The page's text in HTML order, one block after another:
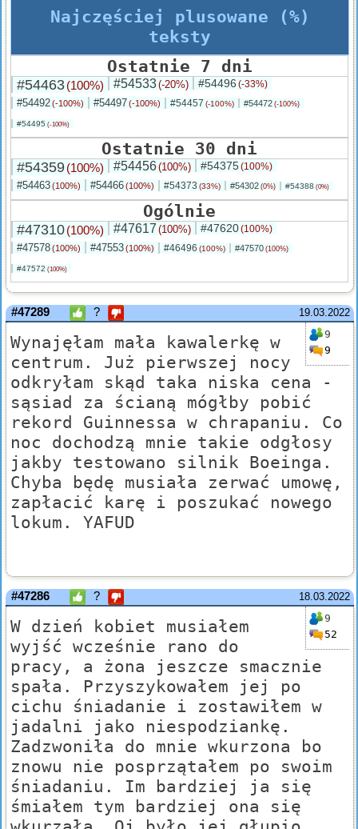
Najczęściej plusowane (%)
teksty
Ostatnie 7 dni
#54463(100%) #54533(-20%) #54496 (-33%)
#54492(-100%) #54497(-100%) #54457 (-100%) #54472 (-100%)
#54495 (-100%)
Ostatnie 30 dni
#54359(100%) #54456(100%) #54375(100%)
#54463(100%) #54466(100%) #54373 (33%) #54302 (0%) #54388 (0%)
Ogólnie
#47310(100%) #47617 (100%) #47620(100%)
#47578(100%) #47553(100%) #46496 (100%) #47570 (100%)
#47572 (100%)
19.03.2022
#47289 ?
9
9
Wynajęłam mała kawalerkę w
centrum. Już pierwszej nocy
odkryłam skąd taka niska cena -
sąsiad za ścianą mógłby pobić
rekord Guinnessa w chrapaniu. Co
noc dochodzą mnie takie odgłosy
jakby testowano silnik Boeinga.
Chyba będę musiała zerwać umowę,
zapłacić karę i poszukać nowego
lokum. YAFUD
18.03.2022
#47286 ?
9
52
W dzień kobiet musiałem
wyjść wcześnie rano do
pracy, a żona jeszcze smacznie
spała. Przyszykowałem jej po
cichu śniadanie i zostawiłem w
jadalni jako niespodziankę.
Zadzwoniła do mnie wkurzona bo
znowu nie posprzątałem po swoim
śniadaniu. Im bardziej ja się
śmiałem tym bardziej ona się